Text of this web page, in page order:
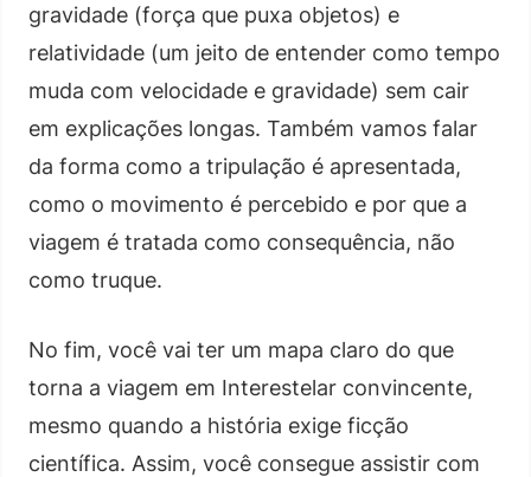
gravidade (força que puxa objetos) e
relatividade (um jeito de entender como tempo
muda com velocidade e gravidade) sem cair
em explicações longas. Também vamos falar
da forma como a tripulação é apresentada,
como o movimento é percebido e por que a
viagem é tratada como consequência, não
como truque.
No fim, você vai ter um mapa claro do que
torna a viagem em Interestelar convincente,
mesmo quando a história exige ficção
científica. Assim, você consegue assistir com